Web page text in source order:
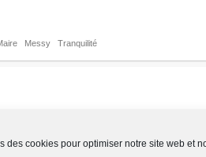
des cookies pour optimiser notre site web et
Messy Tranquilité